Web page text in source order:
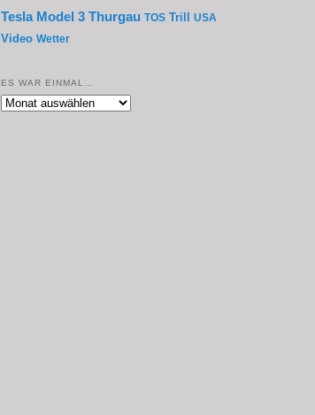
Tesla Model 3 Thurgau TOS Trill USA
Video Wetter
ES WAR EINMAL…
Es